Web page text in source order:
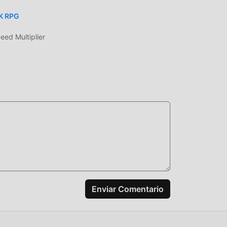
RPG
Multiplier
Enviar Comentario